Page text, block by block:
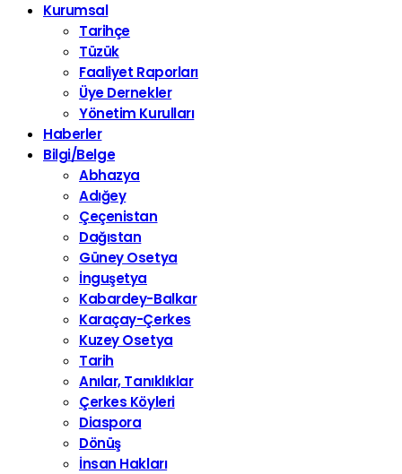
Kurumsal
Tarihçe
Tüzük
Faaliyet Raporları
Üye Dernekler
Yönetim Kurulları
Haberler
Bilgi/Belge
Abhazya
Adığey
Çeçenistan
Dağıstan
Güney Osetya
İnguşetya
Kabardey-Balkar
Karaçay-Çerkes
Kuzey Osetya
Tarih
Anılar, Tanıklıklar
Çerkes Köyleri
Diaspora
Dönüş
İnsan Hakları